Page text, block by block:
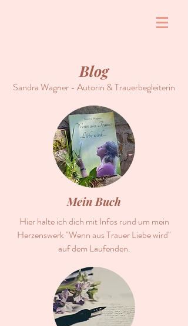
Blog
Sandra Wagner - Autorin & Trauerbegleiterin
Mein Buch
Hier halte ich dich mit Infos rund um mein
Herzenswerk "Wenn aus Trauer Liebe wird"
auf dem Laufenden.